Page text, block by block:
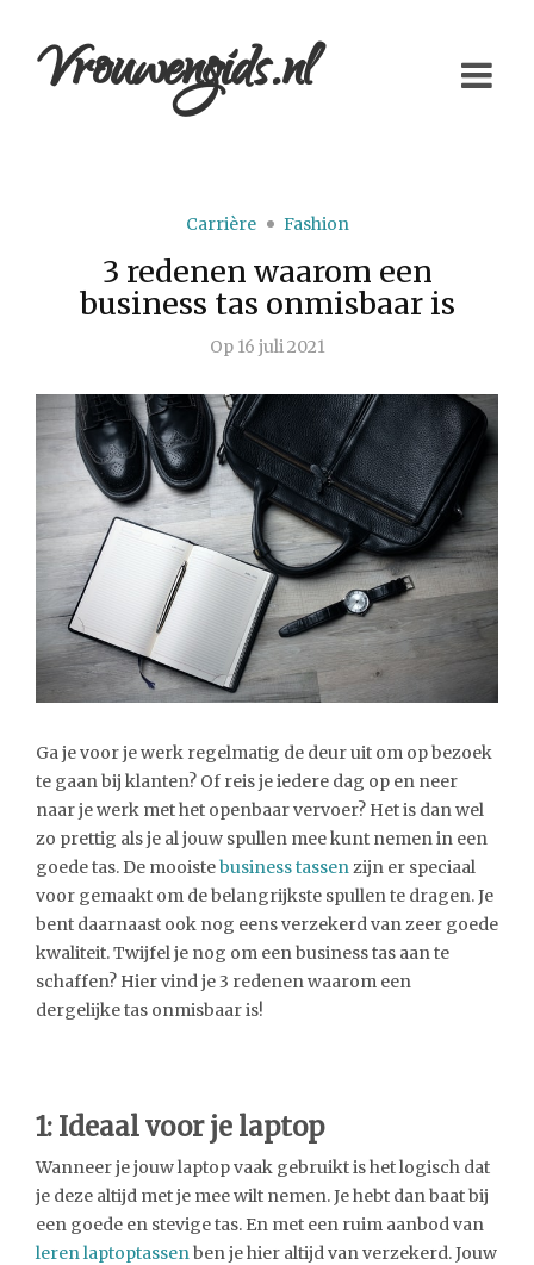
Vrouwengids.nl
Carrière Fashion
3 redenen waarom een
business tas onmisbaar is
Op16 juli 2021
Ga je voor je werk regelmatig de deur uit om op bezoek
te gaan bij klanten? Of reis je iedere dag op en neer
naar je werk met het openbaar vervoer? Het is dan wel
zo prettig als je al jouw spullen mee kunt nemen in een
goede tas. De mooistebusiness tassenzijn er speciaal
voor gemaakt om de belangrijkste spullen te dragen. Je
bent daarnaast ook nog eens verzekerd van zeer goede
kwaliteit. Twijfel je nog om een business tas aan te
schaffen? Hier vind je 3 redenen waarom een
dergelijke tas onmisbaar is!
1: Ideaal voor je laptop
Wanneer je jouw laptop vaak gebruikt is het logisch dat
je deze altijd met je mee wilt nemen. Je hebt dan baat bij
een goede en stevige tas. En met een ruim aanbod van
leren laptoptassenben je hier altijd van verzekerd. Jouw